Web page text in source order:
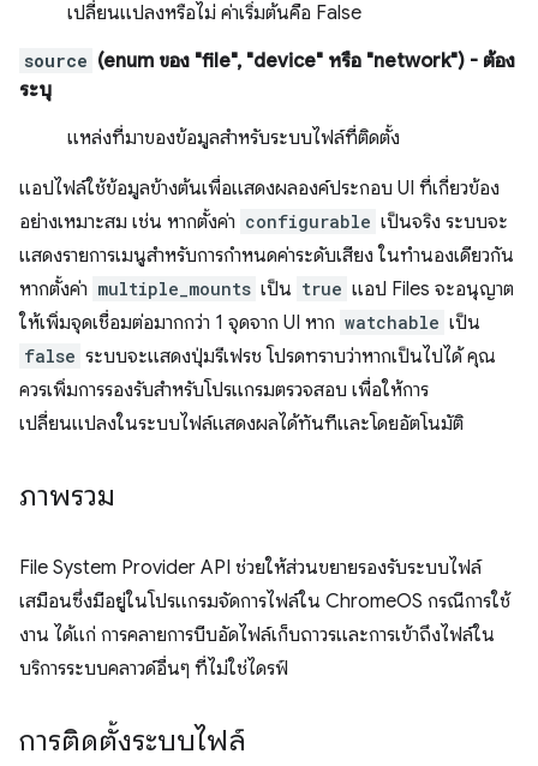
เปลี่ยนแปลงหรือไม่ ค่าเริ่มต้นคือ False
source (enum ของ "file", "device" หรือ "network") - ต้อง
ระบุ
แหล่งที่มาของข้อมูลสำหรับระบบไฟล์ที่ติดตั้ง
แอปไฟล์ใช้ข้อมูลข้างต้นเพื่อแสดงผลองค์ประกอบ UI ที่เกี่ยวข้อง
อย่างเหมาะสม เช่น หากตั้งค่า configurable เป็นจริง ระบบจะ
แสดงรายการเมนูสำหรับการกำหนดค่าระดับเสียง ในทำนองเดียวกัน
หากตั้งค่า multiple_mounts เป็น true แอป Files จะอนุญาต
ให้เพิ่มจุดเชื่อมต่อมากกว่า 1 จุดจาก UI หาก watchable เป็น
false ระบบจะแสดงปุ่มรีเฟรช โปรดทราบว่าหากเป็นไปได้ คุณ
ควรเพิ่มการรองรับสำหรับโปรแกรมตรวจสอบ เพื่อให้การ
เปลี่ยนแปลงในระบบไฟล์แสดงผลได้ทันทีและโดยอัตโนมัติ
ภาพรวม
File System Provider API ช่วยให้ส่วนขยายรองรับระบบไฟล์
เสมือนซึ่งมีอยู่ในโปรแกรมจัดการไฟล์ใน ChromeOS กรณีการใช้
งาน ได้แก่ การคลายการบีบอัดไฟล์เก็บถาวรและการเข้าถึงไฟล์ใน
บริการระบบคลาวด์อื่นๆ ที่ไม่ใช่ไดรฟ์
การติดตั้งระบบไฟล์